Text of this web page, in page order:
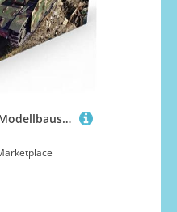
MiniArt MIN35349 Modellbausatz